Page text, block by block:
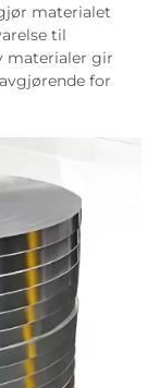
materialet
til
materialer gir
for